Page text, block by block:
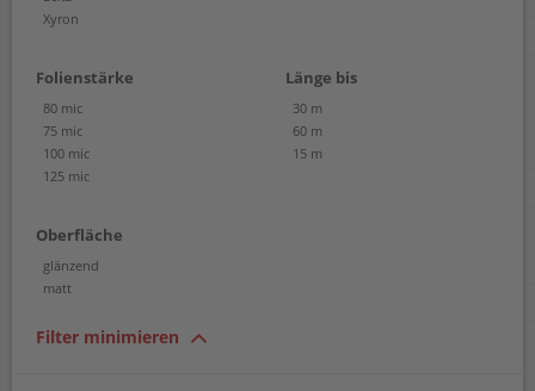
Xyron
Folienstärke
80 mic
75 mic
100 mic
125 mic
Länge bis
30 m
60 m
15 m
Oberfläche
glänzend
matt
Filter minimieren